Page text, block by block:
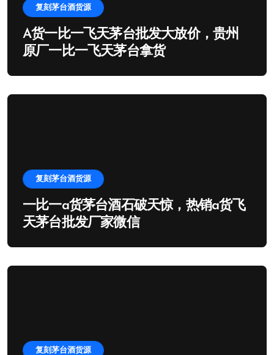
复刻茅台酒货源
A货一比一飞天茅台批发大放价，贵州
原厂一比一飞天茅台拿货
复刻茅台酒货源
一比一a货茅台酒石破天惊，热销a货飞
天茅台批发厂家微信
复刻茅台酒货源